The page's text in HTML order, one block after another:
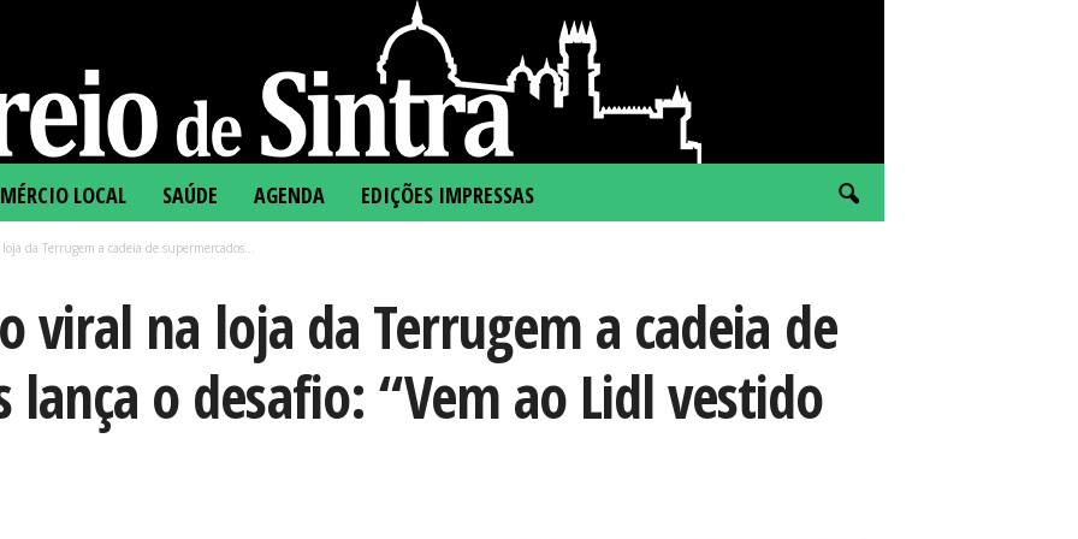
LOCAL SAÚDE AGENDA EDIÇÕES IMPRESSAS
da Terrugem a cadeia de supermercados...
viral na loja da Terrugem a cadeia de
lança o desafio: “Vem ao Lidl vestido